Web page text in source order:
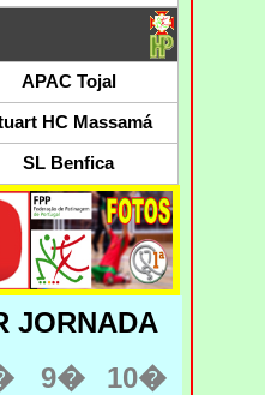
APAC Tojal
HC Massamá
SL Benfica
JORNADA
9� 10�